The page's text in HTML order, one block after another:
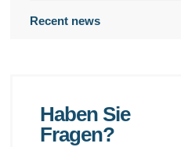
Recent news
Haben Sie
Fragen?